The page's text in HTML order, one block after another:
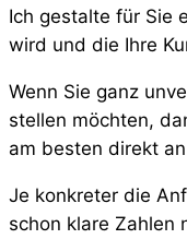
Ich gestalte für Sie
wird und die Ihre
Wenn Sie ganz
stellen möchten,
am besten direkt an
Je konkreter die
schon klare Zahlen